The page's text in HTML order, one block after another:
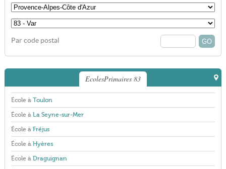
Par code postal
EcolesPrimaires 83
École à Toulon
École à La Seyne-sur-Mer
École à Fréjus
École à Hyères
École à Draguignan